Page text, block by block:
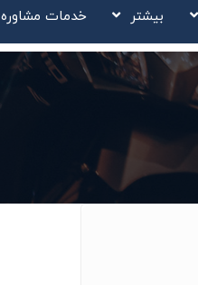
بیشتر خدمات مشاوره